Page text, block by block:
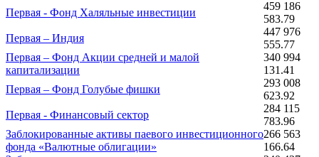
Первая - Фонд Халяльные инвестиции
459 186
583.79
Первая – Индия
447 976
555.77
Первая – Фонд Акции средней и малой
капитализации
340 994
131.41
Первая – Фонд Голубые фишки
293 008
623.92
Первая - Финансовый сектор
284 115
783.96
Заблокированные активы паевого инвестиционного
фонда «Валютные облигации»
266 563
166.64